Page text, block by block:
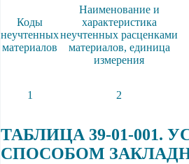
Коды
неучтенных
материалов
Наименование и
характеристика
неучтенных расценками
материалов, единица
измерения
1 2
ТАБЛИЦА 39-01-001.
СПОСОБОМ